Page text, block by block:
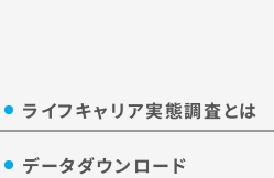
ライフキャリア実態調査とは
データダウンロード